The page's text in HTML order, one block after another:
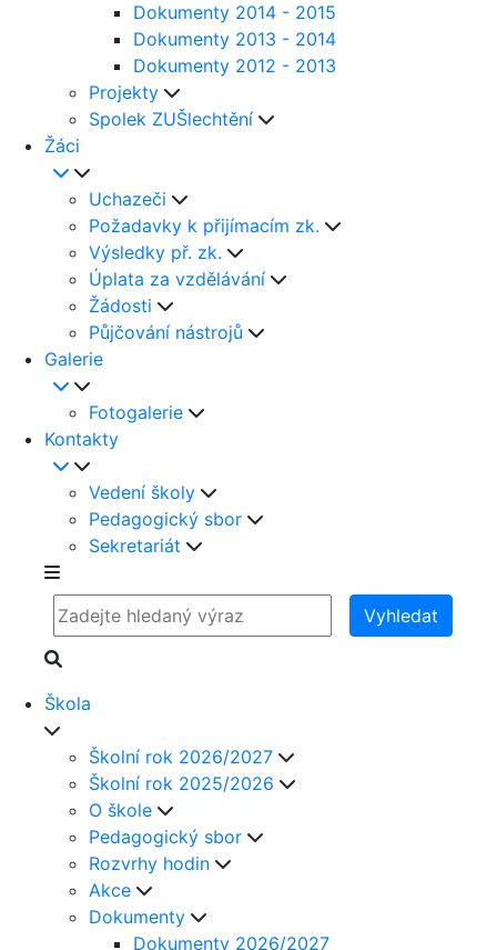
Dokumenty 2014 - 2015
Dokumenty 2013 - 2014
Dokumenty 2012 - 2013
Projekty
Spolek ZUŠlechtění
Žáci
Uchazeči
Požadavky k přijímacím zk.
Výsledky př. zk.
Úplata za vzdělávání
Žádosti
Půjčování nástrojů
Galerie
Fotogalerie
Kontakty
Vedení školy
Pedagogický sbor
Sekretariát
Vyhledat
Škola
Školní rok 2026/2027
Školní rok 2025/2026
O škole
Pedagogický sbor
Rozvrhy hodin
Akce
Dokumenty
Dokumenty 2026/2027